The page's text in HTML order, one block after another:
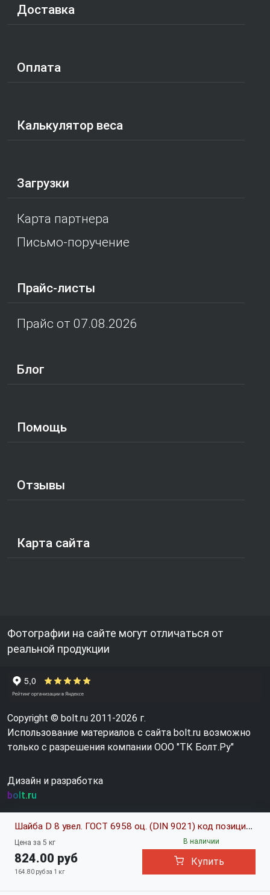
Шайба D 8 увел. ГОСТ 6958 оц. (DIN 9021) код позиции 0024844
Цена за 5 кг
824.00 руб
164.80 руб за 1 кг
В наличии
Купить
Доставка
Оплата
Калькулятор веса
Загрузки
Карта партнера
Письмо-поручение
Прайс-листы
Прайс от 07.08.2026
Блог
Помощь
Отзывы
Карта сайта
Фотографии на сайте могут отличаться от
реальной продукции
Copyright © bolt.ru 2011-2026 г.
Использование материалов с сайта bolt.ru возможно
только с разрешения компании ООО "ТК Болт.Ру"
Дизайн и разработка
bolt.ru